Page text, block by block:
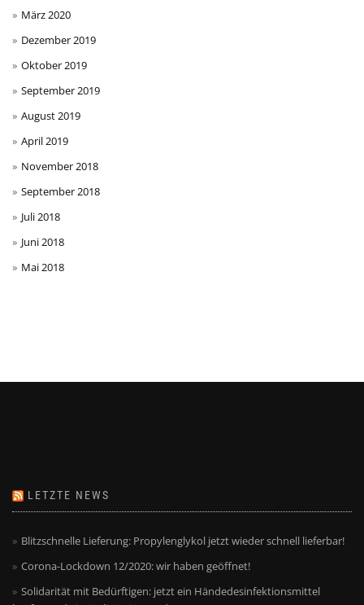
März 2020
Dezember 2019
Oktober 2019
September 2019
August 2019
April 2019
November 2018
September 2018
Juli 2018
Juni 2018
Mai 2018
LETZTE NEWS
Blitzschnelle Lieferung: Propylenglykol jetzt wieder schnell lieferbar!
Corona-Lockdown 12/2020: wir haben geöffnet!
Solidarität mit Bedürftigen: jetzt ein Händedesinfektionsmittel